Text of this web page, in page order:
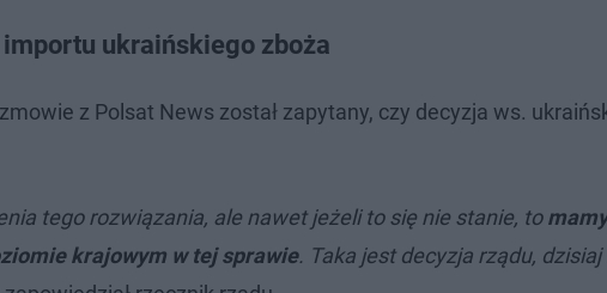
ukraińskiego zboża
z Polsat News został zapytany, czy decyzja ws.
tego rozwiązania, ale nawet jeżeli to się nie stanie, to
krajowym w tej sprawie. Taka jest decyzja rządu, dzisiaj